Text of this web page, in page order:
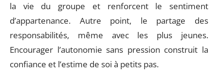
la vie du groupe et renforcent le sentiment
d’appartenance. Autre point, le partage des
responsabilités, même avec les plus jeunes.
Encourager l’autonomie sans pression construit la
confiance et l’estime de soi à petits pas.